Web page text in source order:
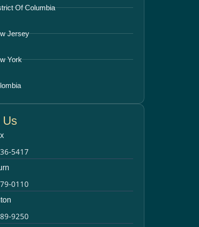
Of Columbia
Jersey
York
Us
5417
0110
9250